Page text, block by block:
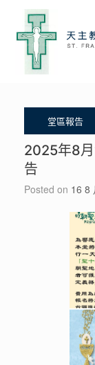
content
2025年8
告
Posted on 16 8